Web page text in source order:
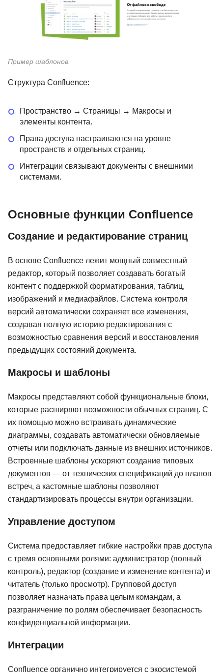
Пример шаблонов.
Структура Confluence:
Пространство → Страницы → Макросы и
элементы контента.
Права доступа настраиваются на уровне
пространств и отдельных страниц.
Интеграции связывают документы с внешними
системами.
Основные функции Confluence
Создание и редактирование страниц
В основе Confluence лежит мощный совместный
редактор, который позволяет создавать богатый
контент с поддержкой форматирования, таблиц,
изображений и медиафайлов. Система контроля
версий автоматически сохраняет все изменения,
создавая полную историю редактирования с
возможностью сравнения версий и восстановления
предыдущих состояний документа.
Макросы и шаблоны
Макросы представляют собой функциональные блоки,
которые расширяют возможности обычных страниц. С
их помощью можно встраивать динамические
диаграммы, создавать автоматически обновляемые
отчеты или подключать данные из внешних источников.
Встроенные шаблоны ускоряют создание типовых
документов — от технических спецификаций до планов
встреч, а кастомные шаблоны позволяют
стандартизировать процессы внутри организации.
Управление доступом
Система предоставляет гибкие настройки прав доступа
с тремя основными ролями: администратор (полный
контроль), редактор (создание и изменение контента) и
читатель (только просмотр). Групповой доступ
позволяет назначать права целым командам, а
разграничение по ролям обеспечивает безопасность
конфиденциальной информации.
Интеграции
Confluence органично интегрируется с экосистемой
Менеджер проектов
компаниях